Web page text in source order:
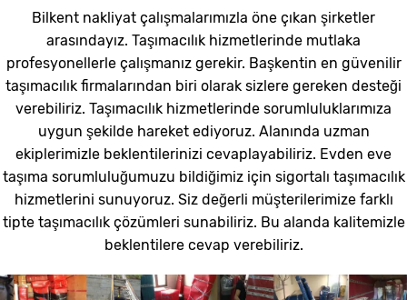
Bilkent nakliyat çalışmalarımızla öne çıkan şirketler
arasındayız. Taşımacılık hizmetlerinde mutlaka
profesyonellerle çalışmanız gerekir. Başkentin en güvenilir
taşımacılık firmalarından biri olarak sizlere gereken desteği
verebiliriz. Taşımacılık hizmetlerinde sorumluluklarımıza
uygun şekilde hareket ediyoruz. Alanında uzman
ekiplerimizle beklentilerinizi cevaplayabiliriz. Evden eve
taşıma sorumluluğumuzu bildiğimiz için sigortalı taşımacılık
hizmetlerini sunuyoruz. Siz değerli müşterilerimize farklı
tipte taşımacılık çözümleri sunabiliriz. Bu alanda kalitemizle
beklentilere cevap verebiliriz.